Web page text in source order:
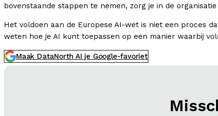
bovenstaande stappen te nemen, zorg je in de
Het voldoen aan de Europese AI-wet is niet een proces
weten hoe je AI kunt toepassen op een manier waarbij
Maak DataNorth AI je Google-favoriet